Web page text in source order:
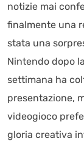
notizie mai
finalmente una
stata una
Nintendo dopo
settimana ha
presentazione,
videogioco
gloria creativa